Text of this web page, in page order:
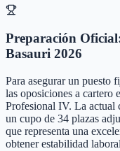
Preparación
Basauri 2026
Para asegurar un puesto
las oposiciones a cartero
Profesional IV. La actual
un cupo de 34 plazas
que representa una
obtener estabilidad